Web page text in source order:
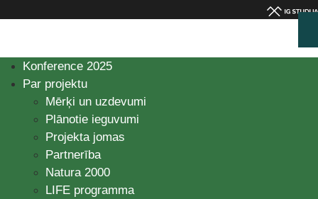
Konference 2025
Par projektu
Mērķi un uzdevumi
Plānotie ieguvumi
Projekta jomas
Partnerība
Natura 2000
LIFE programma